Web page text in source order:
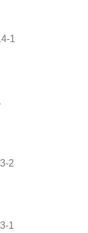
1
2
1